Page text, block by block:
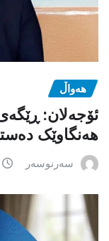
هەواڵ
ئۆجەلان:
هەنگاوێک
سەرنوسەر